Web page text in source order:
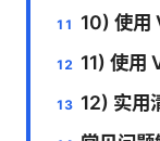
10) 使用
11) 使用
12) 实用